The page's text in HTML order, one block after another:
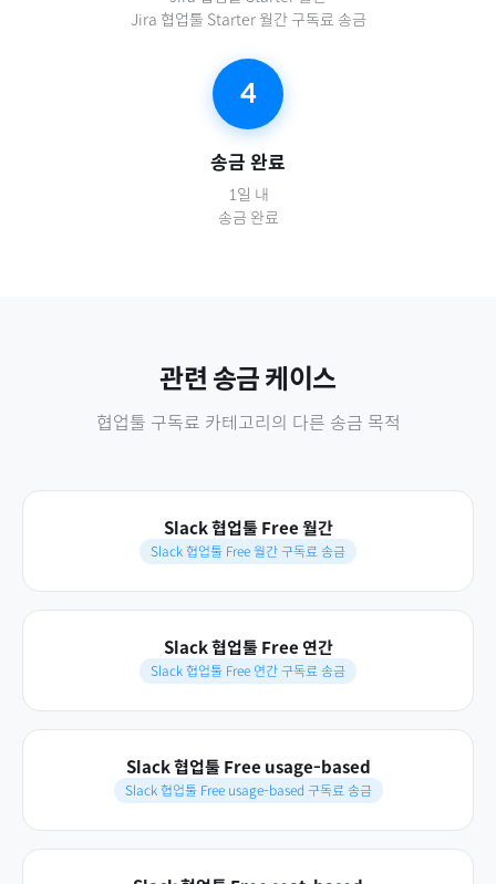
Jira 협업툴 Starter 월간 구독료 송금
4
송금 완료
1일 내
송금 완료
관련 송금 케이스
협업툴 구독료 카테고리의 다른 송금 목적
Slack 협업툴 Free 월간
Slack 협업툴 Free 월간 구독료 송금
Slack 협업툴 Free 연간
Slack 협업툴 Free 연간 구독료 송금
Slack 협업툴 Free usage-based
Slack 협업툴 Free usage-based 구독료 송금